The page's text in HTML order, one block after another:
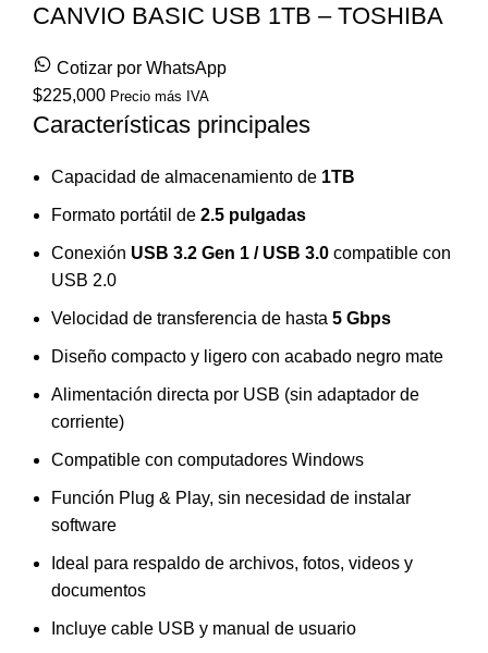
CANVIO BASIC USB 1TB – TOSHIBA
Cotizar por WhatsApp
$225,000 Precio más IVA
Características principales
Capacidad de almacenamiento de 1TB
Formato portátil de 2.5 pulgadas
Conexión USB 3.2 Gen 1 / USB 3.0 compatible con
USB 2.0
Velocidad de transferencia de hasta 5 Gbps
Diseño compacto y ligero con acabado negro mate
Alimentación directa por USB (sin adaptador de
corriente)
Compatible con computadores Windows
Función Plug & Play, sin necesidad de instalar
software
Ideal para respaldo de archivos, fotos, videos y
documentos
Incluye cable USB y manual de usuario